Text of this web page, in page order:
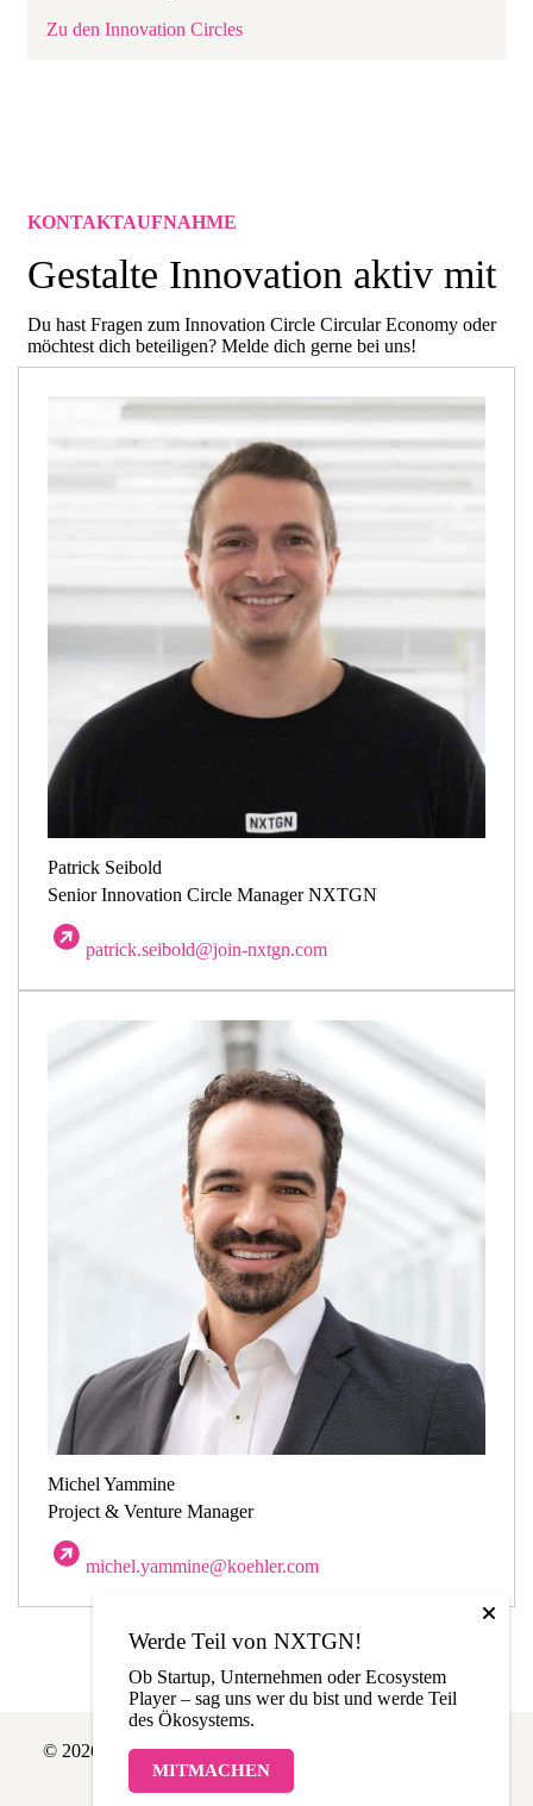
Zu den Innovation Circles
KONTAKTAUFNAHME
Gestalte Innovation aktiv mit
Du hast Fragen zum Innovation Circle Circular Economy oder
möchtest dich beteiligen? Melde dich gerne bei uns!
Patrick Seibold
Senior Innovation Circle Manager NXTGN
patrick.seibold@join-nxtgn.com​
Michel Yammine
Project & Venture Manager
michel.yammine@koehler.com​
© 2026 NXTGN | Made with love in THE LÄND
Werde Teil von NXTGN!
Ob Startup, Unternehmen oder Ecosystem
Player – sag uns wer du bist und werde Teil
des Ökosystems.
MITMACHEN